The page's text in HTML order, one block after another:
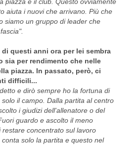
piazza e il club. Questo ovviamente
aiuta i nuovi che arrivano. Più che
siamo un gruppo di leader che
questi anni ora per lei sembra
sia per rendimento che nelle
piazza. In passato, però, ci
difficili...
e dirò sempre ho la fortuna di
il campo. Dalla partita al centro
i giudizi dell'allenatore o del
guardo e ascolto il meno
restare concentrato sul lavoro
solo la partita e questo nel